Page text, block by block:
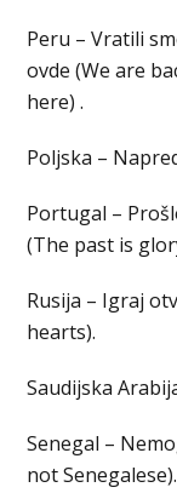
Peru – Vratili
ovde (We are
here) .
Poljska –
Portugal –
(The past is
Rusija – Igraj
hearts).
Saudijska
Senegal –
not Senegalese).